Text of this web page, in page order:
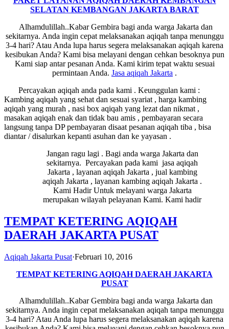
SELATAN KEMBANGAN JAKARTA BARAT
Alhamdulillah..Kabar Gembira bagi anda warga Jakarta dan
sekitarnya. Anda ingin cepat melaksanakan aqiqah tanpa menunggu
3-4 hari? Atau Anda lupa harus segera melaksanakan aqiqah karena
kesibukan Anda? Kami bisa melayani dengan cehkan besoknya pun
Kami siap antar pesanan Anda. Kami kirim tepat waktu sesuai
permintaan Anda. Jasa aqiqah Jakarta .
Percayakan aqiqah anda pada kami . Keunggulan kami :
Kambing aqiqah yang sehat dan sesuai syariat , harga kambing
aqiqah yang murah , nasi box aqiqah yang lezat dan nikmat ,
masakan aqiqah enak dan tidak bau amis , pembayaran secara
langsung tanpa DP pembayaran disaat pesanan aqiqah tiba , bisa
diantar / disalurkan kepanti asuhan dan ke yayasan .
Jangan ragu lagi . Bagi anda warga Jakarta dan
sekitarnya. Percayakan pada kami jasa aqiqah
Jakarta , layanan aqiqah Jakarta , jual kambing
aqiqah Jakarta , layanan kambing aqiqah Jakarta .
Kami Hadir Untuk melayani warga Jakarta
merupakan wilayah pelayanan Kami. Kami hadir
TEMPAT KETERING AQIQAH
DAERAH JAKARTA PUSAT
Aqiqah Jakarta Pusat·Februari 10, 2016
TEMPAT KETERING AQIQAH DAERAH JAKARTA
PUSAT
Alhamdulillah..Kabar Gembira bagi anda warga Jakarta dan
sekitarnya. Anda ingin cepat melaksanakan aqiqah tanpa menunggu
3-4 hari? Atau Anda lupa harus segera melaksanakan aqiqah karena